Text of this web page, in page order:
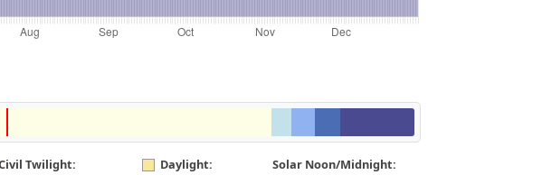
Twilight: Daylight: Solar Noon/Midnight: